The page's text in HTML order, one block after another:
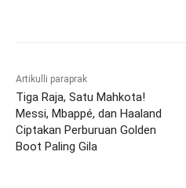
Artikulli paraprak
Tiga Raja, Satu Mahkota!
Messi, Mbappé, dan Haaland
Ciptakan Perburuan Golden
Boot Paling Gila